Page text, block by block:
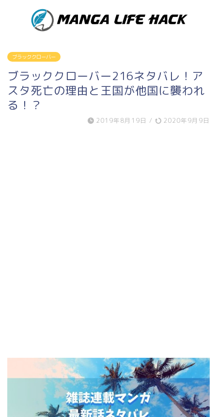
ブラッククローバー
ブラッククローバー216ネタバレ！ア
スタ死亡の理由と王国が他国に襲われ
る！？
2019年8月19日 / 2020年9月9日